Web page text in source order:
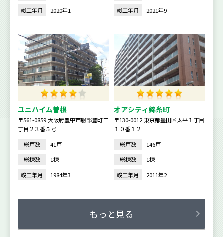
竣工年月
2020年1
竣工年月
2021年9
ユニハイム曽根
〒561-0859 大阪府豊中市服部豊町二
丁目２３番５号
総戸数
41戸
総棟数
1棟
竣工年月
1984年3
オアシティ錦糸町
〒130-0012 東京都墨田区太平１丁目
１０番１２
総戸数
146戸
総棟数
1棟
竣工年月
2011年2
もっと見る